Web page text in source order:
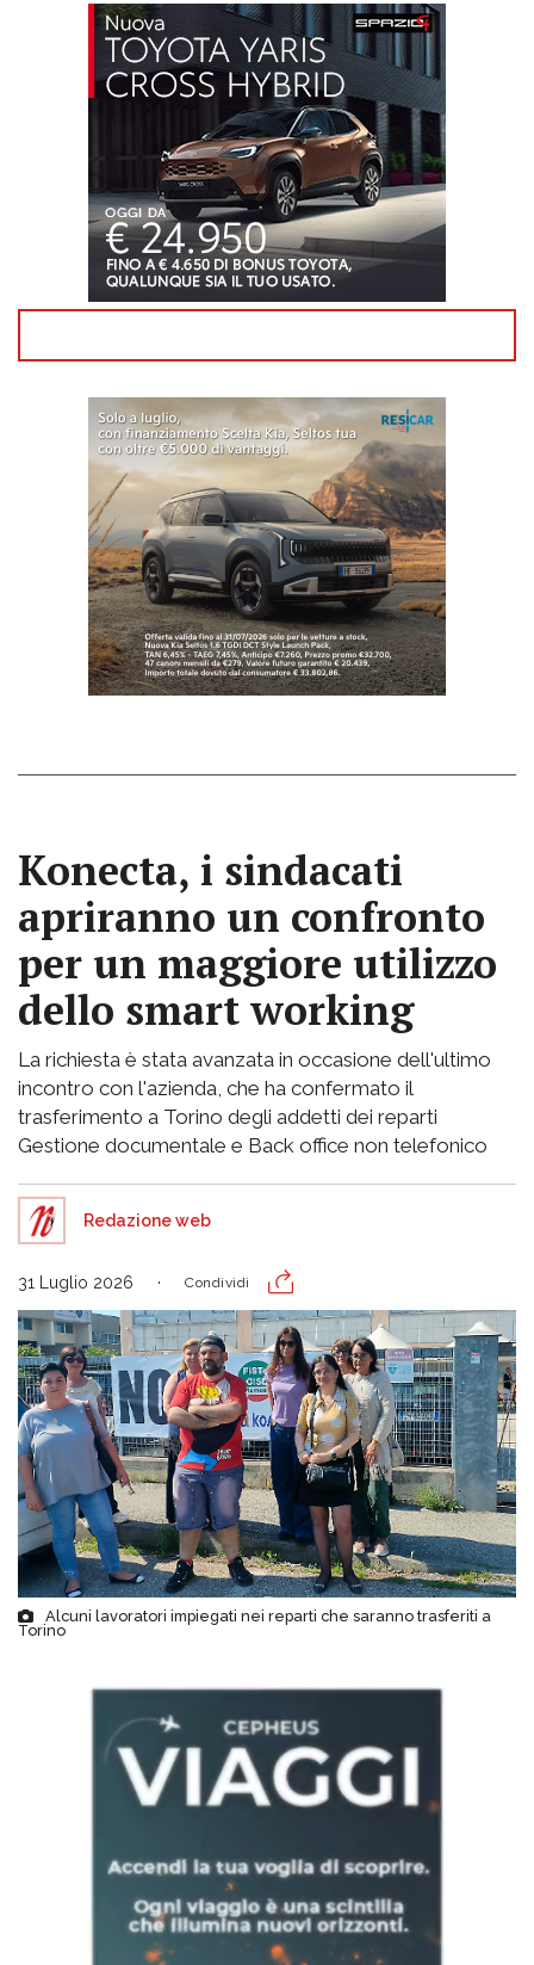
Konecta, i sindacati
apriranno un confronto
per un maggiore utilizzo
dello smart working
La richiesta è stata avanzata in occasione dell'ultimo
incontro con l'azienda, che ha confermato il
trasferimento a Torino degli addetti dei reparti
Gestione documentale e Back office non telefonico
Redazione web
31 Luglio 2026 Condividi
Alcuni lavoratori impiegati nei reparti che saranno trasferiti a
Torino